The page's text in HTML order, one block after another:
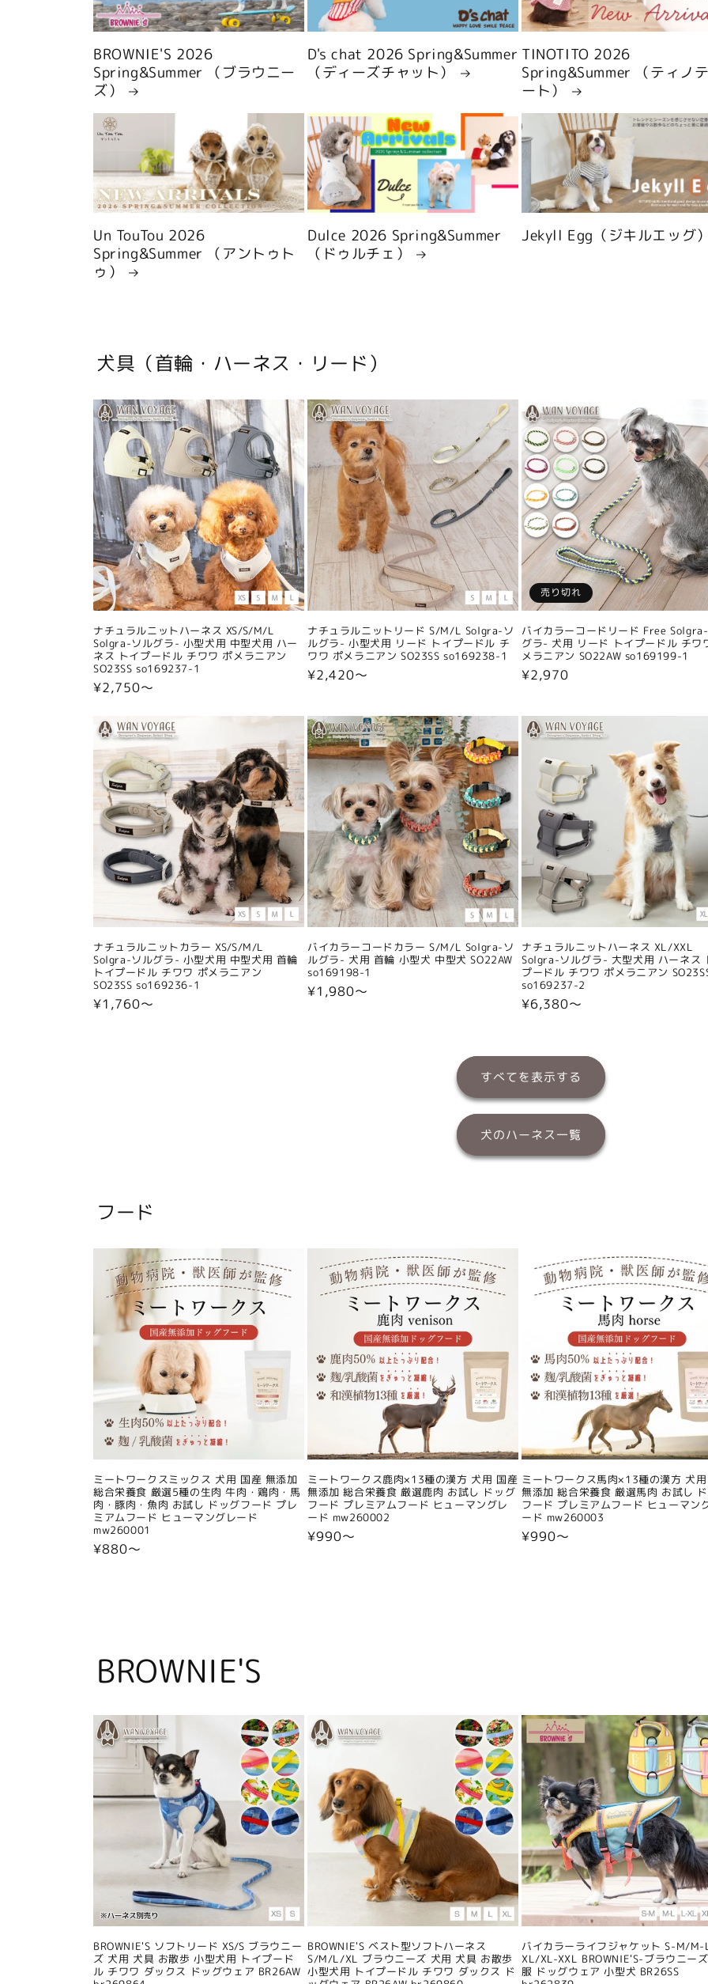
BROWNIE'S 2026
Spring&Summer （ブラウニー
ズ）
D's chat 2026 Spring&Summer
（ディーズチャット）
TINOTITO 2026
Spring&Summer （ティノ
ート）
Un TouTou 2026
Spring&Summer （アントゥト
ゥ）
Dulce 2026 Spring&Summer
（ドゥルチェ）
Jekyll Egg（ジキルエッグ
犬具（首輪・ハーネス・リード）
ナチュラルニットハーネス XS/S/M/L
Solgra-ソルグラ- 小型犬用 中型犬用 ハー
ネス トイプードル チワワ ポメラニアン
SO23SS so169237-1
通
価
格
¥2,750〜
ナチュラルニットリード S/M/L Solgra-ソ
ルグラ- 小型犬用 リード トイプードル チ
ワワ ポメラニアン SO23SS so169238-1
通
格
¥2,420〜
売り切れ
バイカラーコードリード Free
グラ- 犬用 リード トイプードル チワ
メラニアン SO22AW so169199-1
通
格
¥2,970
ナチュラルニットカラー XS/S/M/L
Solgra-ソルグラ- 小型犬用 中型犬用 首輪
トイプードル チワワ ポメラニアン
SO23SS so169236-1
通
¥1,760〜
バイカラーコードカラー S/M/L Solgra-ソ
ルグラ- 犬用 首輪 小型犬 中型犬 SO22AW
so169198-1
通
¥1,980〜
ナチュラルニットハーネス XL/XXL
Solgra-ソルグラ- 大型犬用 ハーネス
プードル チワワ ポメラニアン
so169237-2
通
格
¥6,380〜
すべてを表示する
犬のハーネス一覧
フード
ミートワークスミックス 犬用 国産 無添加
総合栄養食 厳選5種の生肉 牛肉・鶏肉・馬
肉・豚肉・魚肉 お試し ドッグフード プレ
ミアムフード ヒューマングレード
mw260001
通
¥880〜
ミートワークス鹿肉×13種の漢方 犬用 国産
無添加 総合栄養食 厳選鹿肉 お試し ドッグ
フード プレミアムフード ヒューマングレ
ード mw260002
通
¥990〜
ミートワークス馬肉×13種の漢方 犬
無添加 総合栄養食 厳選馬肉 お試し
フード プレミアムフード ヒューマン
ード mw260003
通
¥990〜
BROWNIE'S
BROWNIE'S ソフトリード XS/S ブラウニー
ズ 犬用 犬具 お散歩 小型犬用 トイプード
ル チワワ ダックス ドッグウェア BR26AW
BROWNIE'S ベスト型ソフトハーネス
S/M/L/XL ブラウニーズ 犬用 犬具 お散歩
小型犬用 トイプードル チワワ ダックス ド
バイカラーライフジャケット S-M/
XL/XL-XXL BROWNIE'S-ブラウニー
服 ドッグウェア 小型犬 BR26SS